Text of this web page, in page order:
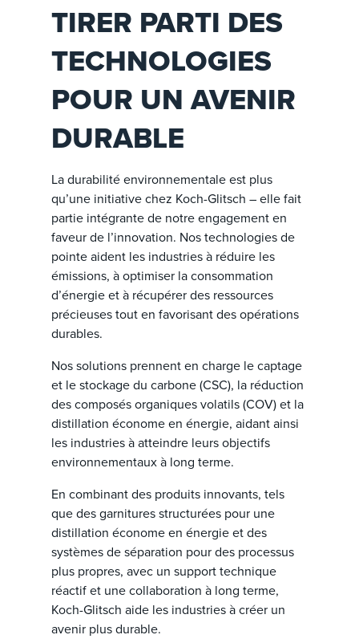
TIRER PARTI DES
TECHNOLOGIES
POUR UN AVENIR
DURABLE
La durabilité environnementale est plus
qu’une initiative chez Koch-Glitsch – elle fait
partie intégrante de notre engagement en
faveur de l’innovation. Nos technologies de
pointe aident les industries à réduire les
émissions, à optimiser la consommation
d’énergie et à récupérer des ressources
précieuses tout en favorisant des opérations
durables.
Nos solutions prennent en charge le captage
et le stockage du carbone (CSC), la réduction
des composés organiques volatils (COV) et la
distillation économe en énergie, aidant ainsi
les industries à atteindre leurs objectifs
environnementaux à long terme.
En combinant des produits innovants, tels
que des garnitures structurées pour une
distillation économe en énergie et des
systèmes de séparation pour des processus
plus propres, avec un support technique
réactif et une collaboration à long terme,
Koch-Glitsch aide les industries à créer un
avenir plus durable.